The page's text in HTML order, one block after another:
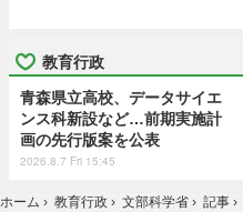
教育行政
青森県立高校、データサイエ
ンス科新設など…前期実施計
画の先行版案を公表
2026.8.7 Fri 15:45
ホーム › 教育行政 › 文部科学省 › 記事 ›